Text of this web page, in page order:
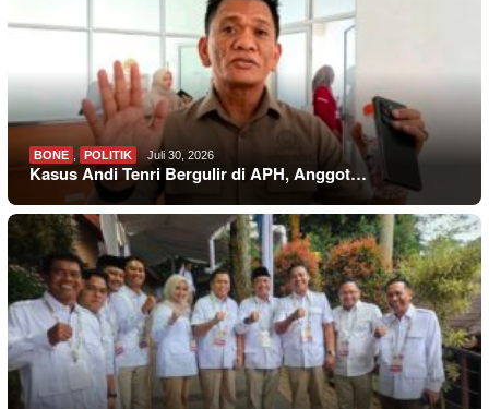
BONE POLITIK Juli 30, 2026
Kasus Andi Tenri Bergulir di APH, Anggot…